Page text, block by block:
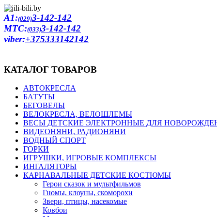
A1:(029)3-142-142
MTC:(033)3-142-142
viber:+375333142142
КАТАЛОГ ТОВАРОВ
АВТОКРЕСЛА
БАТУТЫ
БЕГОВЕЛЫ
ВЕЛОКРЕСЛА, ВЕЛОШЛЕМЫ
ВЕСЫ ДЕТСКИЕ ЭЛЕКТРОННЫЕ ДЛЯ
ВИДЕОНЯНИ, РАДИОНЯНИ
ВОДНЫЙ СПОРТ
ГОРКИ
ИГРУШКИ, ИГРОВЫЕ КОМПЛЕКСЫ
ИНГАЛЯТОРЫ
КАРНАВАЛЬНЫЕ ДЕТСКИЕ КОСТЮМЫ
Герои сказок и мультфильмов
Гномы, клоуны, скоморохи
Звери, птицы, насекомые
Ковбои